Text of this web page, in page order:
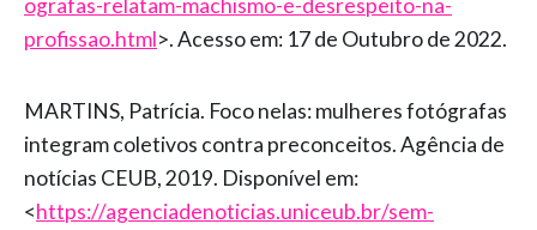
ografas-relatam-machismo-e-desrespeito-na-
profissao.html>. Acesso em: 17 de Outubro de 2022.
MARTINS, Patrícia. Foco nelas: mulheres fotógrafas
integram coletivos contra preconceitos. Agência de
notícias CEUB, 2019. Disponível em:
<https://agenciadenoticias.uniceub.br/sem-